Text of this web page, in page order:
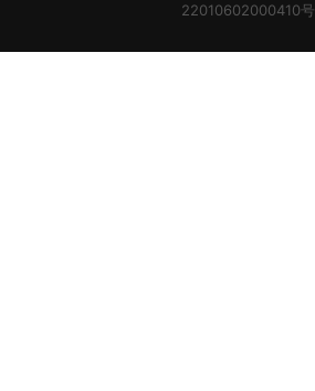
22010602000410号